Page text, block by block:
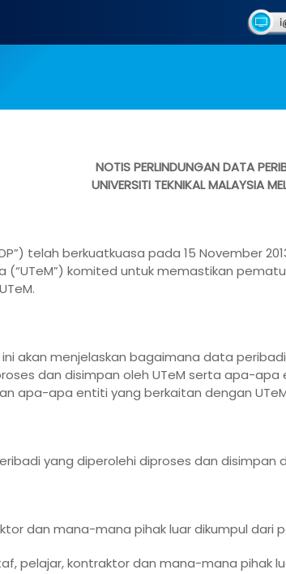
NOTIS PERLINDUNGAN DATA
UNIVERSITI TEKNIKAL MALAYSIA
telah berkuatkuasa pada 15 November
(“UTeM”) komited untuk memastikan
ini akan menjelaskan bagaimana data
dan disimpan oleh UTeM serta apa-apa
apa-apa entiti yang berkaitan dengan
yang diperolehi diproses dan disimpan
dan mana-mana pihak luar dikumpul
pelajar, kontraktor dan mana-mana pihak